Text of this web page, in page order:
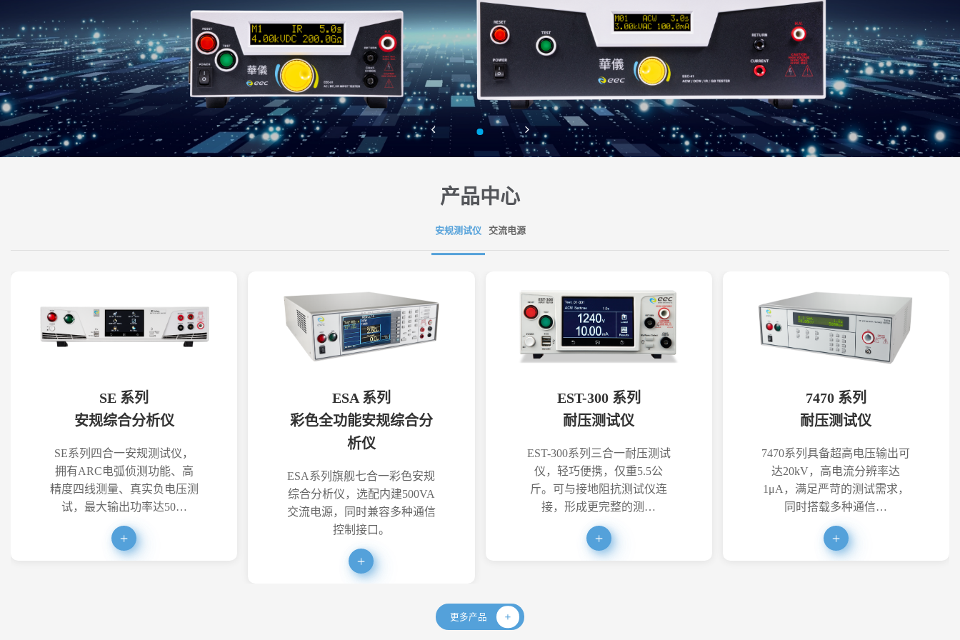
产品中心
安规测试仪 交流电源
SE 系列
安规综合分析仪
SE系列四合一安规测试仪，
拥有ARC电弧侦测功能、高
精度四线测量、真实负电压测
试，最大输出功率达50…
ESA 系列
彩色全功能安规综合分
析仪
ESA系列旗舰七合一彩色安规
综合分析仪，选配内建500VA
交流电源，同时兼容多种通信
控制接口。
EST-300 系列
耐压测试仪
EST-300系列三合一耐压测试
仪，轻巧便携，仅重5.5公
斤。可与接地阻抗测试仪连
接，形成更完整的测…
7470 系列
耐压测试仪
7470系列具备超高电压输出可
达20kV，高电流分辨率达
1μA，满足严苛的测试需求，
同时搭载多种通信…
更多产品